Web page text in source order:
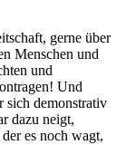
gerne über
Menschen und
und
Und
sich demonstrativ
dazu neigt,
es noch wagt,